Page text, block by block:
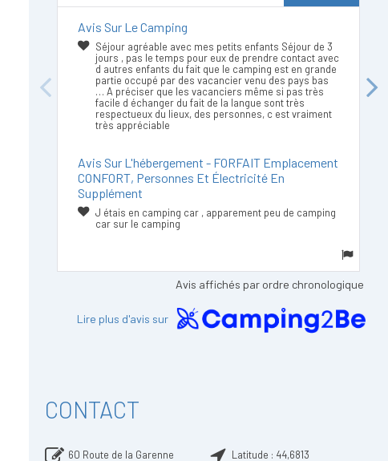
Previous
Avis Sur Le Camping
Séjour agréable avec mes petits enfants Séjour de 3
jours , pas le temps pour eux de prendre contact avec
d autres enfants du fait que le camping est en grande
partie occupé par des vacancier venu des pays bas
… A préciser que les vacanciers même si pas très
facile d échanger du fait de la langue sont très
respectueux du lieux, des personnes, c est vraiment
très appréciable
Avis Sur L'hébergement - FORFAIT Emplacement
CONFORT, Personnes Et Électricité En
Supplément
J étais en camping car , apparement peu de camping
car sur le camping
Next
Avis affichés par ordre chronologique
Lire plus d'avis sur
CONTACT
60 Route de la Garenne Latitude : 44,6813